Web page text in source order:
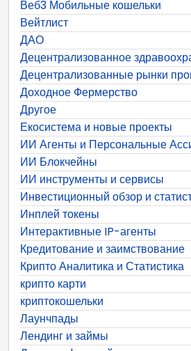
Веб3 Мобильные кошельки
Вейтлист
ДАО
Децентрализованное
Децентрализованные рынки
Доходное Фермерство
Другое
Екосистема и новые проекты
ИИ Агенты и Персональные
ИИ Блокчейны
ИИ инструменты и сервисы
Инвестиционный обзор и
Инплей токены
Интерактивные IP-агенты
Кредитование и заимствование
Крипто Аналитика и Статистика
крипто карти
криптокошельки
Лаунчпады
Лендинг и займы